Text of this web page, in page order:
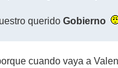
queridoGobierno
cuando vaya a